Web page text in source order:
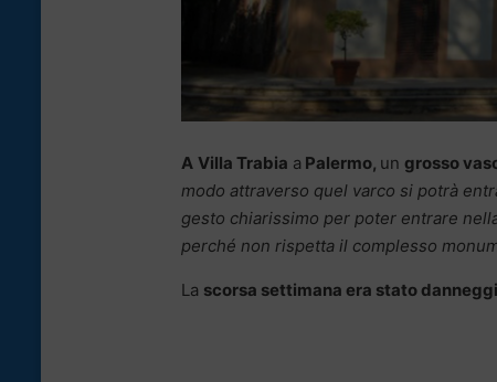
A Villa Trabia a Palermo, un grosso
modo attraverso quel varco si potrà
gesto chiarissimo per poter entrare
perché non rispetta il complesso
La scorsa settimana era stato